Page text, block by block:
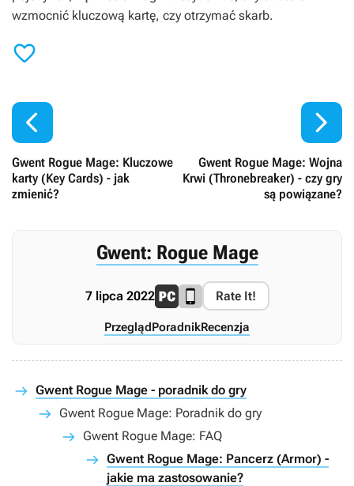
wzmocnić kluczową kartę, czy otrzymać skarb.


Gwent Rogue Mage: Kluczowe
karty (Key Cards) - jak
zmienić?
Gwent Rogue Mage: Wojna
Krwi (Thronebreaker) - czy gry
są powiązane?

Gwent: Rogue Mage
7 lipca 2022 Rate It!
PrzeglądPoradnikRecenzja
Gwent Rogue Mage - poradnik do gry
Gwent Rogue Mage: Poradnik do gry
Gwent Rogue Mage: FAQ
Gwent Rogue Mage: Pancerz (Armor) -
jakie ma zastosowanie?